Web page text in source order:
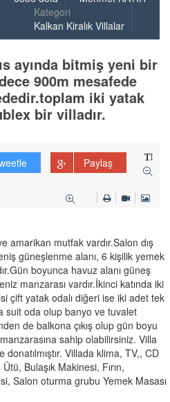
Kategori
Kalkan Kiralık Villalar
ayında bitmiş yeni bir
900m mesafede
iki yatak
bir villadır.
Paylaş
amarikan mutfak vardır.Salon dış
güneşlenme alanı, 6 kişilik yemek
boyunca havuz alanı güneş
manzarası vardır.İkinci katında iki
çift yatak odalı diğeri ise iki adet tek
suit oda olup banyo ve tuvalet
de balkona çıkış olup gün boyu
sahip olabilirsiniz. Villa
Villada klima, TV,, CD
Bulaşık Makinesi, Fırın,
Salon oturma grubu Yemek Masası